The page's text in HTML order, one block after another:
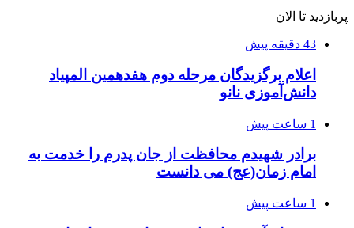
پربازدید تا الان
43 دقیقه پیش
اعلام برگزیدگان مرحله دوم هفدهمین المپیاد
دانش‌آموزی نانو
1 ساعت پیش
برادر شهیدم محافظت از جان پدرم را خدمت به
امام زمان(عج) می دانست
1 ساعت پیش